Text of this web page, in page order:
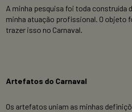
A minha pesquisa foi toda construída
minha atuação profissional. O objeto
trazer isso no Carnaval.
Artefatos do Carnaval
Os artefatos uniam as minhas